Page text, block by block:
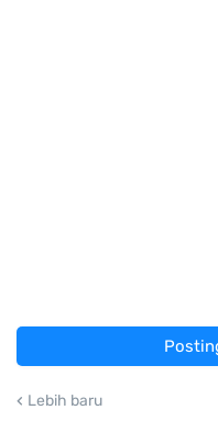
Lebih baru